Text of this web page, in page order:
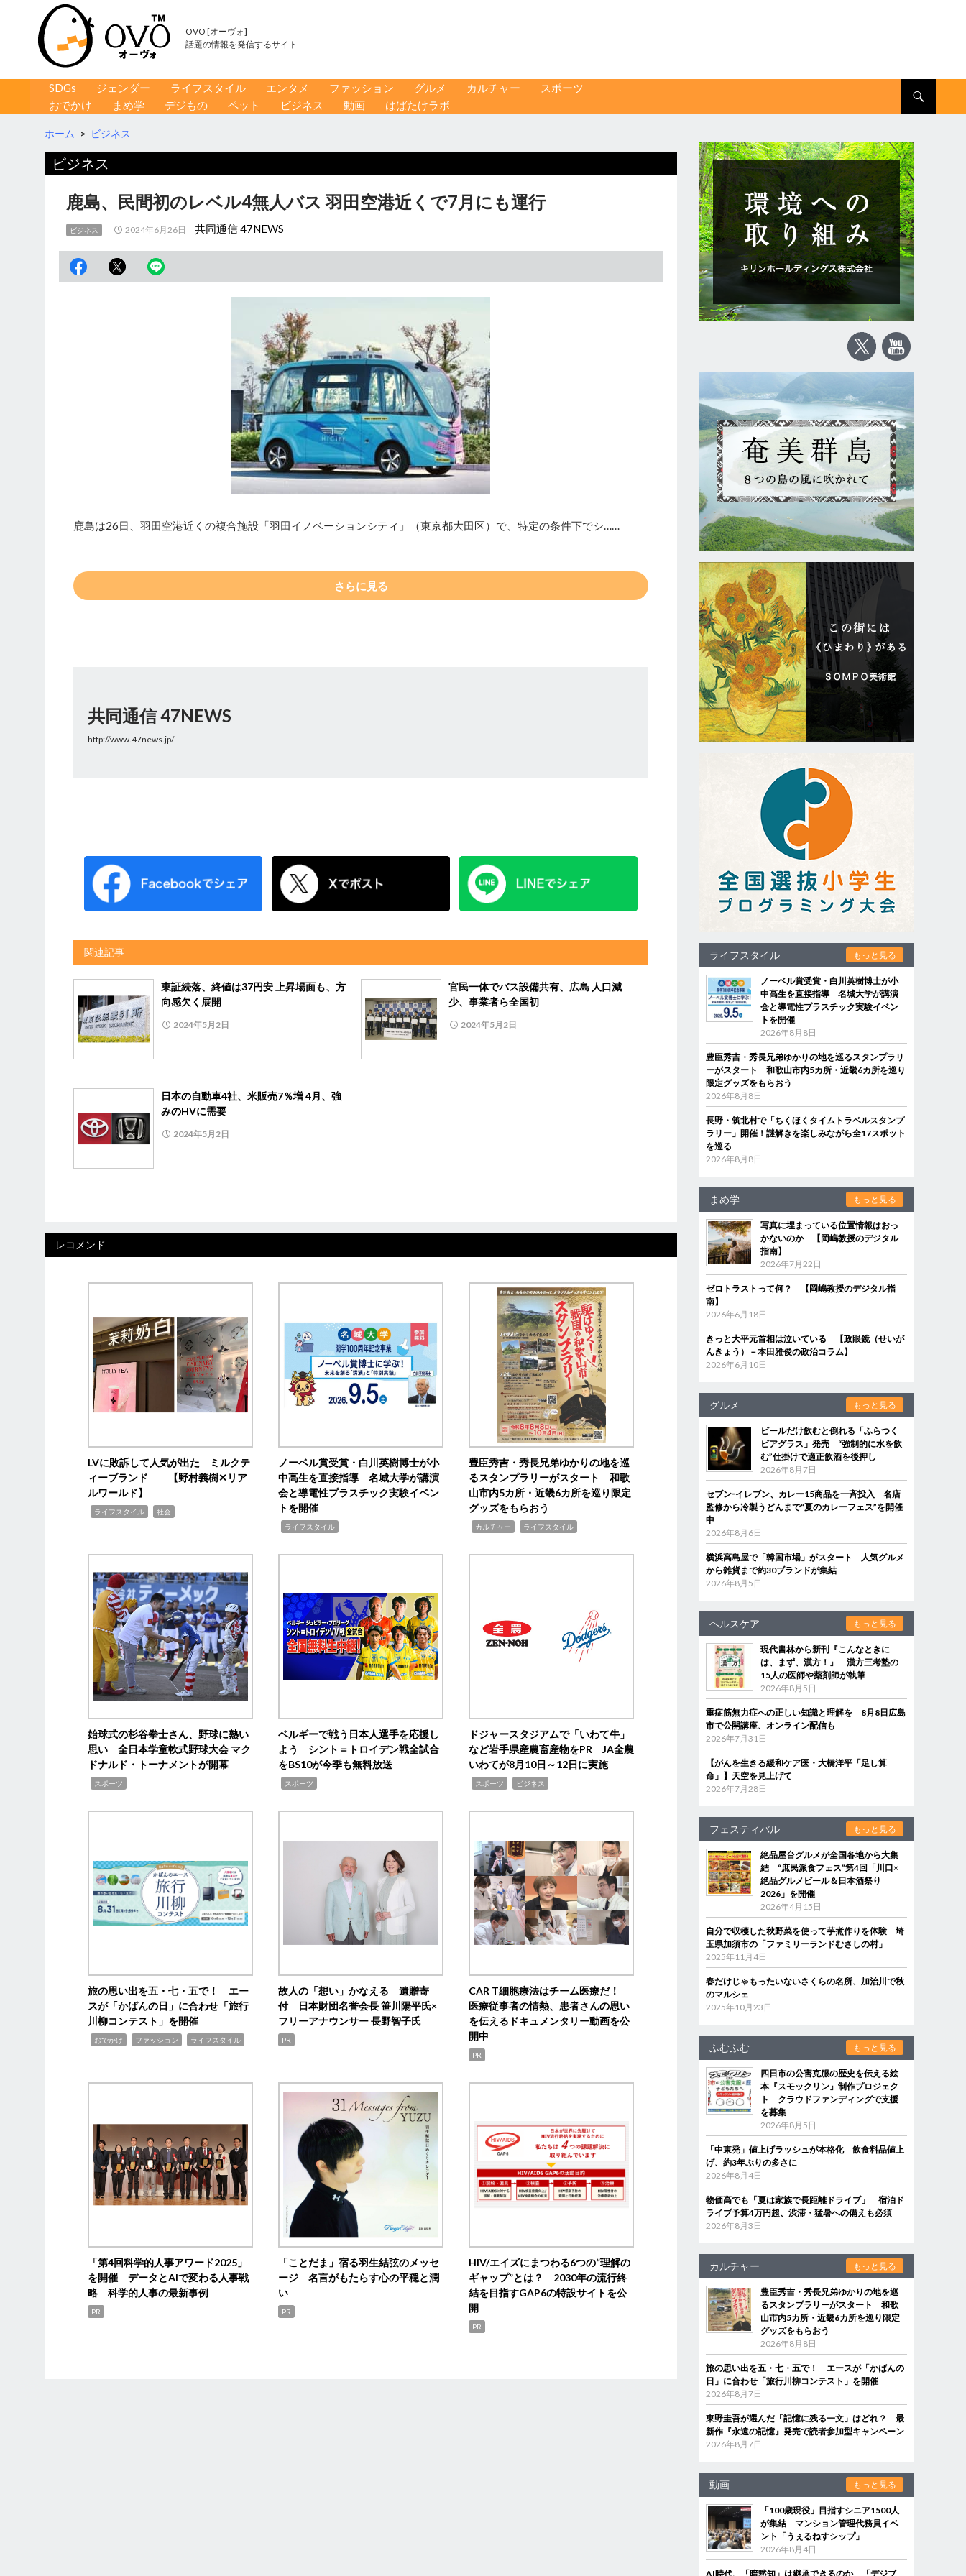
OVO [オーヴォ]
話題の情報を発信するサイト
コンテンツへ移動
SDGs ジェンダー ライフスタイル エンタメ ファッション グルメ カルチャー
スポーツ
おでかけ
まめ学 デジもの ペット ビジネス 動画 はばたけラボ
ホーム > ビジネス
ビジネス
鹿島、民間初のレベル4無人バス 羽田空港近くで7月にも運行
ビジネス 2024年6月26日 共同通信 47NEWS
鹿島は26日、羽田空港近くの複合施設「羽田イノベーションシティ」（東京都大田区）で、特定の条件下でシ……
さらに見る
共同通信 47NEWS
http://www.47news.jp/
関連記事
東証続落、終値は37円安 上昇場面も、方
向感欠く展開
2024年5月2日
官民一体でバス設備共有、広島 人口減
少、事業者ら全国初
2024年5月2日
日本の自動車4社、米販売7％増 4月、強
みのHVに需要
2024年5月2日
レコメンド
LVに敗訴して人気が出た ミルクテ
ィーブランド 【野村義樹✕リア
ルワールド】
ライフスタイル 社会
ノーベル賞受賞・白川英樹博士が小
中高生を直接指導 名城大学が講演
会と導電性プラスチック実験イベン
トを開催
ライフスタイル
豊臣秀吉・秀長兄弟ゆかりの地を巡
るスタンプラリーがスタート 和歌
山市内5カ所・近畿6カ所を巡り限定
グッズをもらおう
カルチャー ライフスタイル
始球式の杉谷拳士さん、野球に熱い
思い 全日本学童軟式野球大会 マク
ドナルド・トーナメントが開幕
スポーツ
ベルギーで戦う日本人選手を応援し
よう シント＝トロイデン戦全試合
をBS10が今季も無料放送
スポーツ
ドジャースタジアムで「いわて牛」
など岩手県産農畜産物をPR JA全農
いわてが8月10日～12日に実施
スポーツ ビジネス
旅の思い出を五・七・五で！ エー
スが「かばんの日」に合わせ「旅行
川柳コンテスト」を開催
おでかけ ファッション ライフスタイル
故人の「想い」かなえる 遺贈寄
付 日本財団名誉会長 笹川陽平氏×
フリーアナウンサー 長野智子氏
PR
CAR T細胞療法はチーム医療だ！
医療従事者の情熱、患者さんの思い
を伝えるドキュメンタリー動画を公
開中
PR
「第4回科学的人事アワード2025」
を開催 データとAIで変わる人事戦
略 科学的人事の最新事例
PR
「ことだま」宿る羽生結弦のメッセ
ージ 名言がもたらす心の平穏と潤
い
PR
HIV/エイズにまつわる6つの“理解の
ギャップ”とは？ 2030年の流行終
結を目指すGAP6の特設サイトを公
開
PR
ライフスタイル もっと見る
ノーベル賞受賞・白川英樹博士が小
中高生を直接指導 名城大学が講演
会と導電性プラスチック実験イベン
トを開催
2026年8月8日
豊臣秀吉・秀長兄弟ゆかりの地を巡るスタンプラリ
ーがスタート 和歌山市内5カ所・近畿6カ所を巡り
限定グッズをもらおう
2026年8月8日
長野・筑北村で「ちくほくタイムトラベルスタンプ
ラリー」開催！謎解きを楽しみながら全17スポット
を巡る
2026年8月8日
まめ学 もっと見る
写真に埋まっている位置情報はおっ
かないのか 【岡嶋教授のデジタル
指南】
2026年7月22日
ゼロトラストって何？ 【岡嶋教授のデジタル指
南】
2026年6月18日
きっと大平元首相は泣いている 【政眼鏡（せいが
んきょう）－本田雅俊の政治コラム】
2026年6月10日
グルメ もっと見る
ビールだけ飲むと倒れる「ふらつく
ビアグラス」発売 “強制的に水を飲
む”仕掛けで適正飲酒を後押し
2026年8月7日
セブン‐イレブン、カレー15商品を一斉投入 名店
監修から冷製うどんまで“夏のカレーフェス”を開催
中
2026年8月6日
横浜高島屋で「韓国市場」がスタート 人気グルメ
から雑貨まで約30ブランドが集結
2026年8月5日
ヘルスケア もっと見る
現代書林から新刊『こんなときに
は、まず、漢方！』 漢方三考塾の
15人の医師や薬剤師が執筆
2026年8月5日
重症筋無力症への正しい知識と理解を 8月8日広島
市で公開講座、オンライン配信も
2026年7月31日
【がんを生きる緩和ケア医・大橋洋平「足し算
命」】天空を見上げて
2026年7月28日
フェスティバル もっと見る
絶品屋台グルメが全国各地から大集
結 “庶民派食フェス”第4回「川口×
絶品グルメビール＆日本酒祭り
2026」を開催
2026年4月15日
自分で収穫した秋野菜を使って芋煮作りを体験 埼
玉県加須市の「ファミリーランドむさしの村」
2025年11月4日
春だけじゃもったいないさくらの名所、加治川で秋
のマルシェ
2025年10月23日
ふむふむ もっと見る
四日市の公害克服の歴史を伝える絵
本『スモックリン』制作プロジェク
ト クラウドファンディングで支援
を募集
2026年8月5日
「中東発」値上げラッシュが本格化 飲食料品値上
げ、約3年ぶりの多さに
2026年8月4日
物価高でも「夏は家族で長距離ドライブ」 宿泊ド
ライブ予算4万円超、渋滞・猛暑への備えも必須
2026年8月3日
カルチャー もっと見る
豊臣秀吉・秀長兄弟ゆかりの地を巡
るスタンプラリーがスタート 和歌
山市内5カ所・近畿6カ所を巡り限定
グッズをもらおう
2026年8月8日
旅の思い出を五・七・五で！ エースが「かばんの
日」に合わせ「旅行川柳コンテスト」を開催
2026年8月7日
東野圭吾が選んだ「記憶に残る一文」はどれ？ 最
新作『永遠の記憶』発売で読者参加型キャンペーン
2026年8月7日
動画 もっと見る
「100歳現役」目指すシニア1500人
が集結 マンション管理代務員イベ
ント「うぇるねすシップ」
2026年8月4日
AI時代、「暗黙知」は継承できるのか 「デジブ